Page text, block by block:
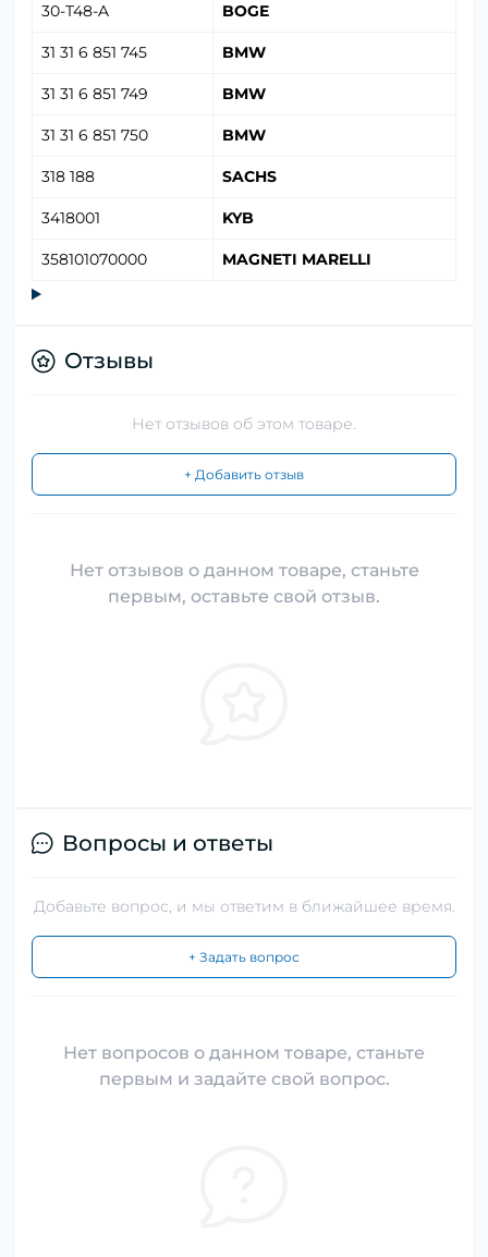
30-T48-A BOGE
31 31 6 851 745 BMW
31 31 6 851 749 BMW
31 31 6 851 750 BMW
318 188 SACHS
3418001 KYB
358101070000 MAGNETI MARELLI
Отзывы
Нет отзывов об этом товаре.
+ Добавить отзыв
Нет отзывов о данном товаре, станьте
первым, оставьте свой отзыв.
Вопросы и ответы
Добавьте вопрос, и мы ответим в ближайшее время.
+ Задать вопрос
Нет вопросов о данном товаре, станьте
первым и задайте свой вопрос.